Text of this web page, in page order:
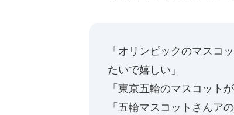
「オリンピックのマスコ
たいで嬉しい」
「東京五輪のマスコット
「五輪マスコットさんア